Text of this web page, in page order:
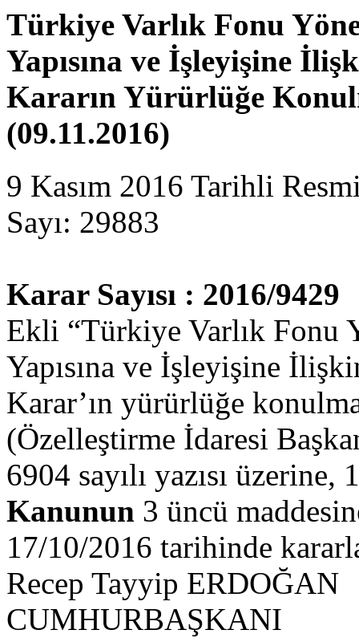
Türkiye Varlık Fonu
Yapısına ve İşleyişine
Kararın Yürürlüğe
(09.11.2016)
9 Kasım 2016 Tarihli
Sayı: 29883
Karar Sayısı : 2016/9429
Ekli “Türkiye Varlık
Yapısına ve İşleyişine
Karar’ın yürürlüğe
(Özelleştirme İdaresi
6904 sayılı yazısı
Kanunun 3 üncü
17/10/2016 tarihinde
Recep Tayyip ERDOĞAN
CUMHURBAŞKANI